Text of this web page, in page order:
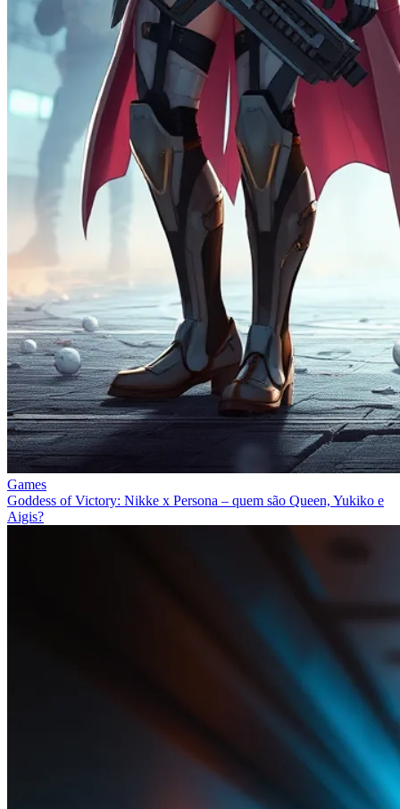
Games
Goddess of Victory: Nikke x Persona – quem são Queen, Yukiko e
Aigis?